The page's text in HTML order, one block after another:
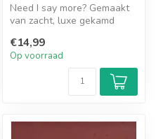
Need I say more? Gemaakt
van zacht, luxe gekamd
spa...
€14,99
Op voorraad